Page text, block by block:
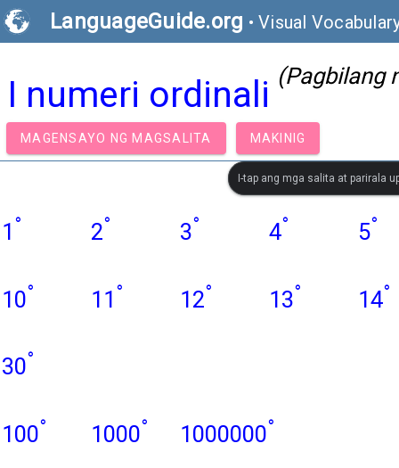
LanguageGuide.org • Visual
I numeri ordinali (Pagbilang
MAGENSAYO NG MAGSALITA MAKINIG
I-tap ang mga salita at parirala
1 ° 2° 3° 4° 5°
10° 11 ° 12° 13° 14°
30°
100° 1000° 1000000°